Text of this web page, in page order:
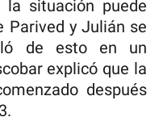
la situación puede
Parived y Julián se
de esto en un
explicó que la
después